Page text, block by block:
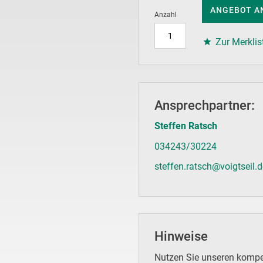
Anzahl
ANGEBOT
Zur
Ansprechpartner:
Steffen Ratsch
034243/30224
Hinweise
Nutzen Sie unseren